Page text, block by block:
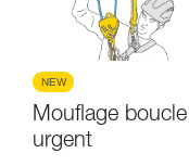
NEW
Mouflage
urgent